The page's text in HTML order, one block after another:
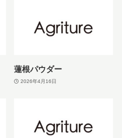
蓮根パウダー
2026年4月16日